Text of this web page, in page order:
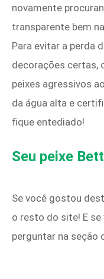
novamente
transparente bem
Para evitar a perda
decorações certas,
peixes agressivos
da água alta e
fique entediado!
Seu peixe
Se você gostou
o resto do site! E
perguntar na seção